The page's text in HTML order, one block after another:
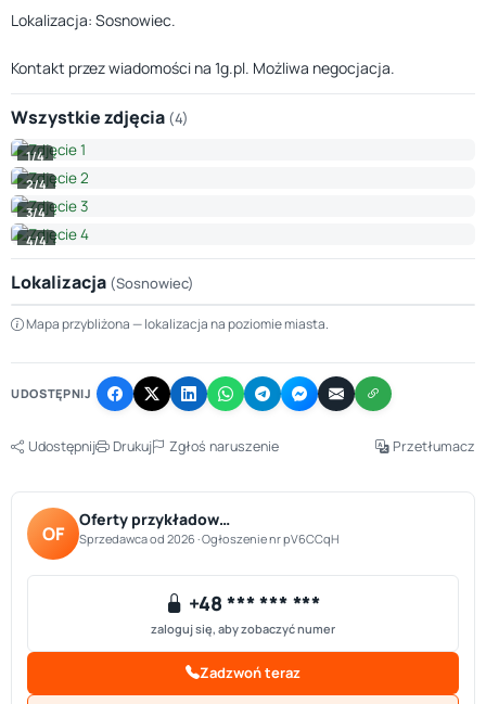
Lokalizacja: Sosnowiec.
Kontakt przez wiadomości na 1g.pl. Możliwa negocjacja.
Wszystkie zdjęcia (4)
1/4
2/4
3/4
4/4
Lokalizacja (Sosnowiec)
+
−
Mapa przybliżona — lokalizacja na poziomie miasta.
UDOSTĘPNIJ
Udostępnij Drukuj Zgłoś naruszenie Przetłumacz
OF
Oferty przykładow…
Sprzedawca od 2026 · Ogłoszenie nr pV6CCqH
+48 *** *** ***
zaloguj się, aby zobaczyć numer
Zadzwoń teraz